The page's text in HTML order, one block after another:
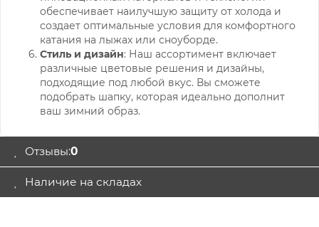
обеспечивает наилучшую защиту от холода и
создает оптимальные условия для комфортного
катания на лыжах или сноуборде.
Стиль и дизайн: Наш ассортимент включает
различные цветовые решения и дизайны,
подходящие под любой вкус. Вы сможете
подобрать шапку, которая идеально дополнит
ваш зимний образ.
Отзывы:0
Наличие на складах